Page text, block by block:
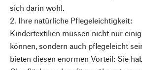
sich darin wohl.
2. Ihre natürliche Pflegeleichtigkeit:
Kindertextilien müssen nicht nur
können, sondern auch pflegeleicht
bieten diesen enormen Vorteil: Sie